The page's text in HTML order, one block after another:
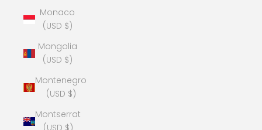
Monaco
(USD $)
Mongolia
(USD $)
Montenegro
(USD $)
Montserrat
(USD $)